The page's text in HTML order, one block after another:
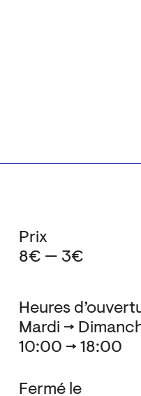
Heures
Mardi →
10:00 → 18:00
Fermé le
Prix
8€ — 3€